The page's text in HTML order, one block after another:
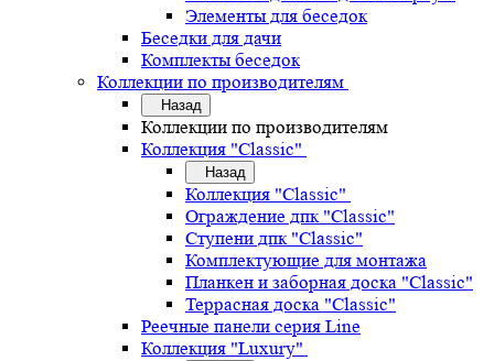
Элементы для беседок
Беседки для дачи
Комплекты беседок
Коллекции по производителям
Назад
Коллекции по производителям
Коллекция "Classic"
Назад
Коллекция "Classic"
Ограждение дпк "Classic"
Ступени дпк "Classic"
Комплектующие для монтажа
Планкен и заборная доска "Classic"
Террасная доска "Classic"
Реечные панели серия Line
Коллекция "Luxury"